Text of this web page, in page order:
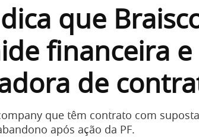
que
financeira e
de
que têm contrato com
após ação da PF.